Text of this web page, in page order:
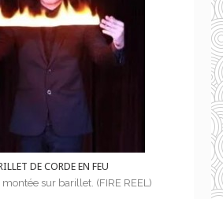
DE CORDE EN FEU
sur barillet. (FIRE REEL)